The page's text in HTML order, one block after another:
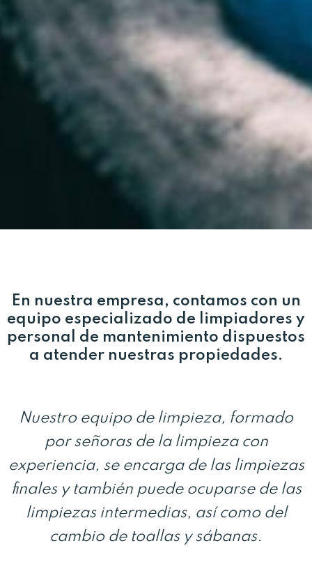
En nuestra empresa, contamos con un
equipo especializado de limpiadores y
personal de mantenimiento dispuestos
a atender nuestras propiedades.
Nuestro equipo de limpieza, formado
por señoras de la limpieza con
experiencia, se encarga de las limpiezas
finales y también puede ocuparse de las
limpiezas intermedias, así como del
cambio de toallas y sábanas.